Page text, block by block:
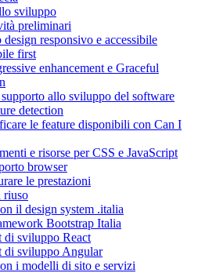
sviluppo
preliminari
design responsivo e accessibile
first
enhancement e Graceful
allo sviluppo del software
detection
le feature disponibili con Can I
e risorse per CSS e JavaScript
browser
le prestazioni
riuso
il design system .italia
Bootstrap Italia
sviluppo React
di sviluppo Angular
i modelli di sito e servizi